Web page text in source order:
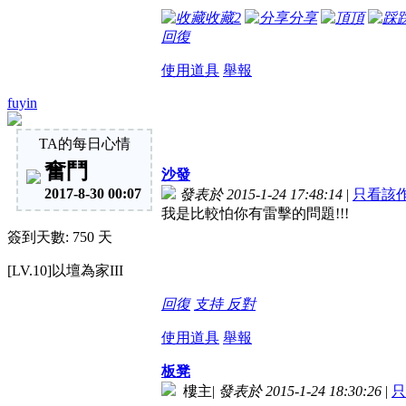
收藏2 分享 頂
回復
使用道具 舉報
fuyin
TA的每日心情
奮鬥
2017-8-30 00:07
簽到天數: 750 天
[LV.10]以壇為家III
沙發
發表於 2015-1-24 17:48:14 | 只看該
我是比較怕你有雷擊的問題!!!
回復 支持 反對
使用道具 舉報
板凳
樓主| 發表於 2015-1-24 18:30:26 |